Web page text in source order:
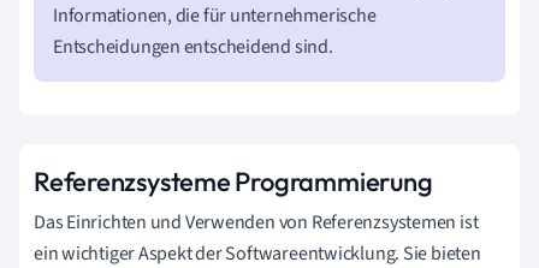
Informationen, die für unternehmerische
Entscheidungen entscheidend sind.
Referenzsysteme Programmierung
Das Einrichten und Verwenden von Referenzsystemen ist
ein wichtiger Aspekt der Softwareentwicklung. Sie bieten